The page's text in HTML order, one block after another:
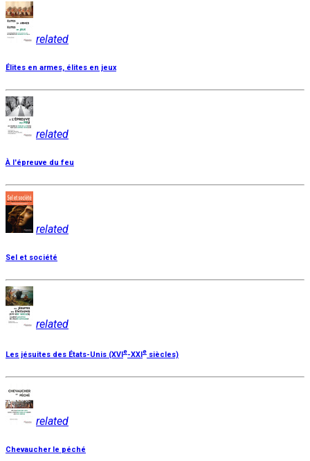
related
Élites en armes, élites en jeux
related
À l'épreuve du feu
related
Sel et société
related
Les jésuites des États-Unis (XVIe-XXIe siècles)
related
Chevaucher le péché